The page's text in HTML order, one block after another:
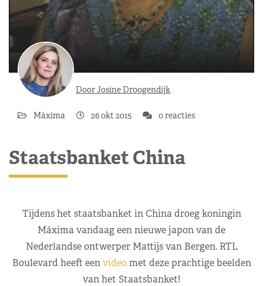
Door Josine Droogendijk
Máxima 26 okt 2015 0 reacties
Staatsbanket China
Tijdens het staatsbanket in China droeg koningin
Máxima vandaag een nieuwe japon van de
Nederlandse ontwerper Mattijs van Bergen. RTL
Boulevard heeft eenvideomet deze prachtige beelden
van het Staatsbanket!